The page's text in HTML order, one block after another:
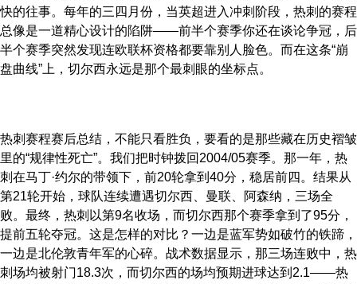
快的往事。每年的三四月份，当英超进入冲刺阶段，热刺的赛程
总像是一道精心设计的陷阱——前半个赛季你还在谈论争冠，后
半个赛季突然发现连欧联杯资格都要靠别人脸色。而在这条“崩
盘曲线”上，切尔西永远是那个最刺眼的坐标点。
热刺赛程赛后总结，不能只看胜负，要看的是那些藏在历史褶皱
里的“规律性死亡”。我们把时钟拨回2004/05赛季。那一年，热
刺在马丁·约尔的带领下，前20轮拿到40分，稳居前四。结果从
第21轮开始，球队连续遭遇切尔西、曼联、阿森纳，三场全
败。最终，热刺以第9名收场，而切尔西那个赛季拿到了95分，
提前五轮夺冠。这是怎样的对比？一边是蓝军势如破竹的铁蹄，
一边是北伦敦青年军的心碎。战术数据显示，那三场连败中，热
刺场均被射门18.3次，而切尔西的场均预期进球达到2.1——热